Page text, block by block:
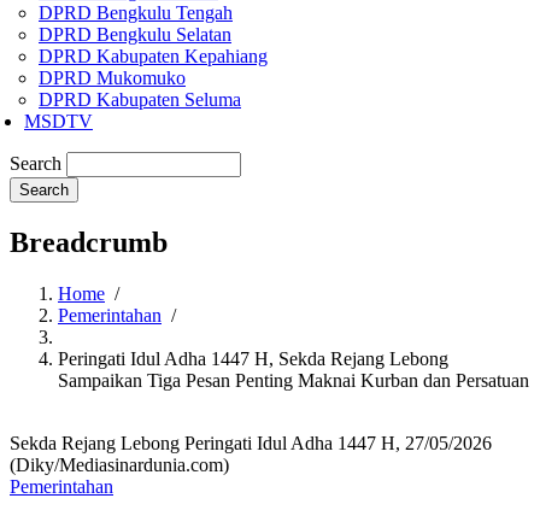
DPRD Bengkulu Tengah
DPRD Bengkulu Selatan
DPRD Kabupaten Kepahiang
DPRD Mukomuko
DPRD Kabupaten Seluma
MSDTV
Search
Breadcrumb
Home /
Pemerintahan /
Peringati Idul Adha 1447 H, Sekda Rejang Lebong
Sampaikan Tiga Pesan Penting Maknai Kurban dan Persatuan
Sekda Rejang Lebong Peringati Idul Adha 1447 H, 27/05/2026
(Diky/Mediasinardunia.com)
Pemerintahan